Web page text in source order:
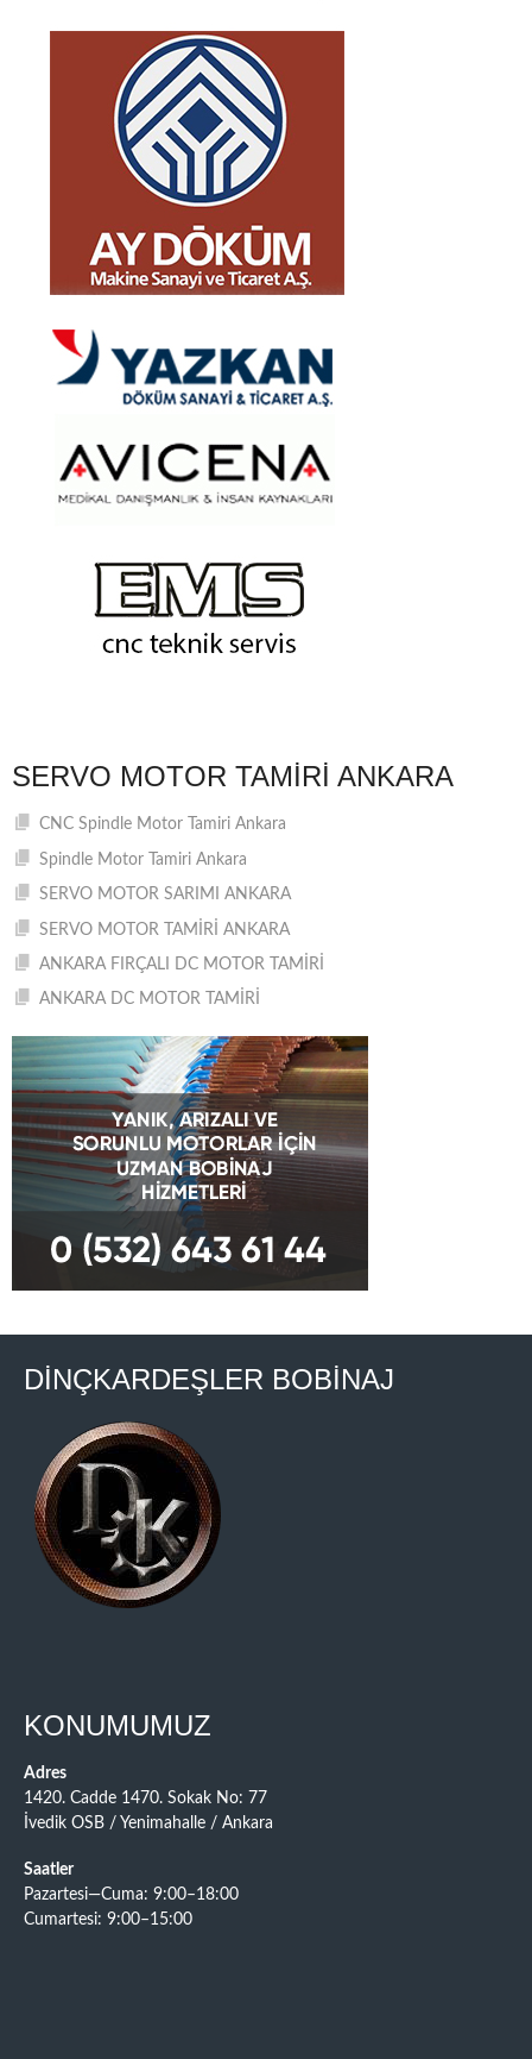
SERVO MOTOR TAMIRI ANKARA
CNC Spindle Motor Tamiri Ankara
Spindle Motor Tamiri Ankara
SERVO MOTOR SARIMI ANKARA
SERVO MOTOR TAMİRİ ANKARA
ANKARA FIRÇALI DC MOTOR TAMİRİ
ANKARA DC MOTOR TAMİRİ
DİNÇKARDEŞLER BOBİNAJ
KONUMUMUZ
Adres
1420. Cadde 1470. Sokak No: 77
İvedik OSB / Yenimahalle / Ankara
Saatler
Pazartesi—Cuma: 9:00–18:00
Cumartesi: 9:00–15:00